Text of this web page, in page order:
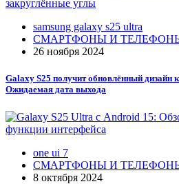
samsung galaxy s25 ultra
СМАРТФОНЫ И
26 ноября 2024
Galaxy S25 получит обновлённый дизайн
Ожидаемая дата выхода
one ui 7
СМАРТФОНЫ И
8 октября 2024